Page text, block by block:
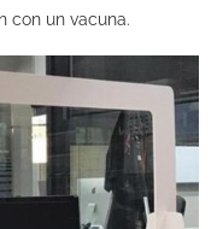
con un vacuna.